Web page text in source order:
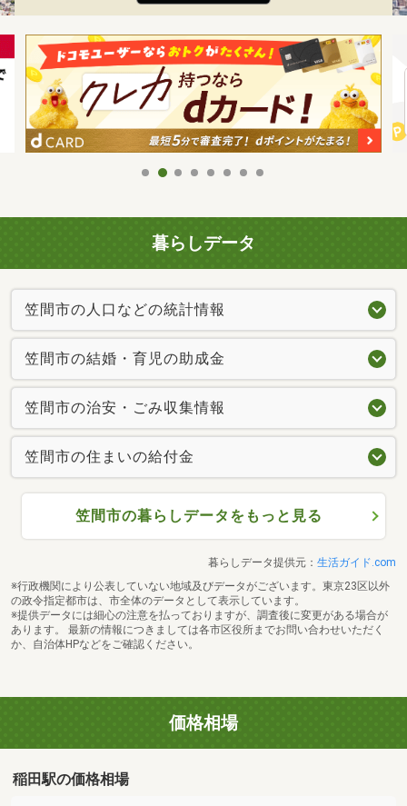
暮らしデータ
笠間市の人口などの統計情報
笠間市の結婚・育児の助成金
笠間市の治安・ごみ収集情報
笠間市の住まいの給付金
笠間市の暮らしデータをもっと見る
暮らしデータ提供元： 生活ガイド.com
※行政機関により公表していない地域及びデータがございます。東京23区以外
の政令指定都市は、市全体のデータとして表示しています。
※提供データには細心の注意を払っておりますが、調査後に変更がある場合が
あります。 最新の情報につきましては各市区役所までお問い合わせいただく
か、自治体HPなどをご確認ください。
価格相場
稲田駅の価格相場